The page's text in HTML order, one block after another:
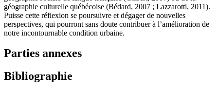
géographie culturelle québécoise (Bédard, 2007 ; Lazzarotti, 2011).
Puisse cette réflexion se poursuivre et dégager de nouvelles
perspectives, qui pourront sans doute contribuer à l’amélioration de
notre incontournable condition urbaine.
Parties annexes
Bibliographie